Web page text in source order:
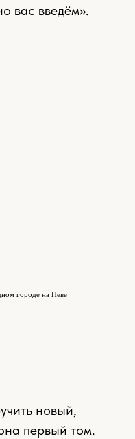
вас введём».
городе на Неве
новый,
первый том.